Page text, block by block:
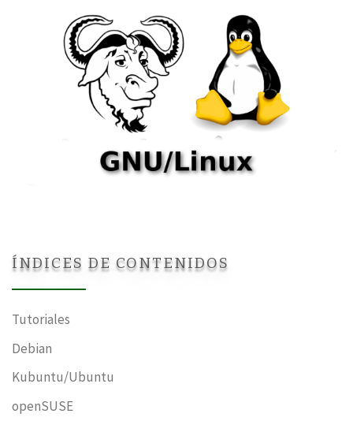
ÍNDICES DE CONTENIDOS
Tutoriales
Debian
Kubuntu/Ubuntu
openSUSE